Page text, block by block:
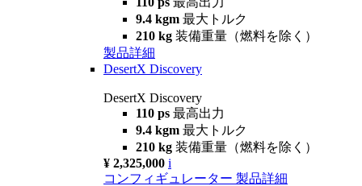
9.4 kgm 最大トルク
210 kg 装備重量（燃料を除く）
製品詳細
DesertX Discovery
DesertX Discovery
110 ps 最高出力
9.4 kgm 最大トルク
210 kg 装備重量（燃料を除く）
¥ 2,325,000 i
コンフィギュレーター 製品詳細